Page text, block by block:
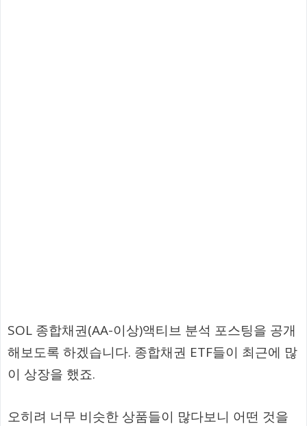
SOL 종합채권(AA-이상)액티브 분석 포스팅을 공개
해보도록 하겠습니다. 종합채권 ETF들이 최근에 많
이 상장을 했죠.
오히려 너무 비슷한 상품들이 많다보니 어떤 것을